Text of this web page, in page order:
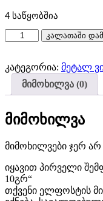
4 საწყობშია
რაოდენობა:
R45
ფერი
10გრ
კალათაში
კატეგორია: მეტალ
მიმოხილვა (0)
მიმოხილვა
მიმოხილვები ჯერ არ
იყავით პირველი
10გრ“
თქვენი ელფოსტის